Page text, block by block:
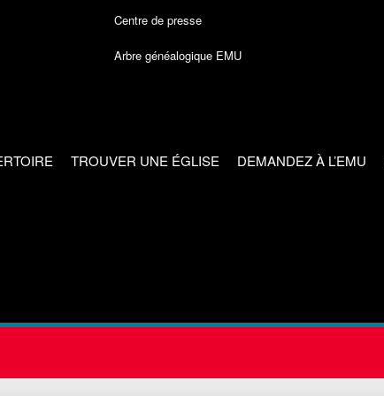
Centre de presse
Arbre généalogique EMU
TROUVER UNE ÉGLISE DEMANDEZ À L’EMU